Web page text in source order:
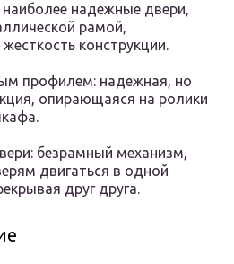
надежные двери,
рамой,
конструкции.
профилем: надежная, но
опирающаяся на ролики
безрамный механизм,
двигаться в одной
друг друга.